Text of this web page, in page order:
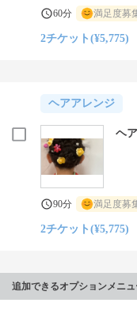
60分 満足度募
2チケット(¥5,775)
ヘアアレンジ
ヘ
90分 満足度募
2チケット(¥5,775)
追加できるオプションメニ